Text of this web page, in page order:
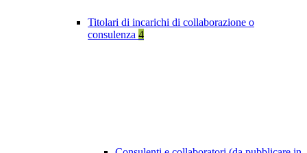
Titolari di incarichi di collaborazione o
consulenza 4